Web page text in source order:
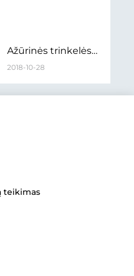
Ažūrinės trinkelės -
ne tik dizaino
2018-10-28
teikimas